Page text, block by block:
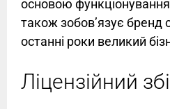
основою функціонування
також зобов’язує бренд
останні роки великий
Ліцензійний